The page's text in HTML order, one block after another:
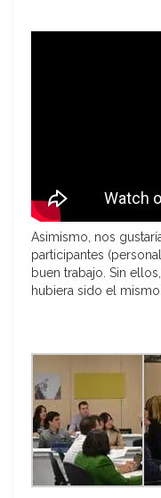
Asimismo, nos
participantes
buen trabajo. Sin
hubiera sido el